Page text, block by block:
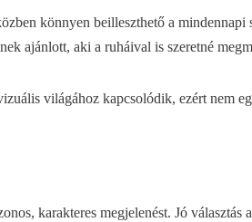
könnyen beilleszthető a
ajánlott, aki a ruháival is szeretné
világához kapcsolódik, ezért nem
karakteres megjelenést. Jó